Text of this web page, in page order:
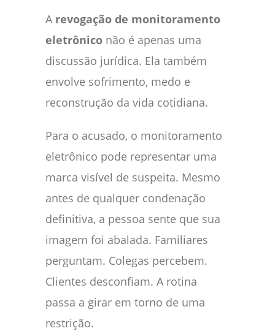
A revogação de monitoramento
eletrônico não é apenas uma
discussão jurídica. Ela também
envolve sofrimento, medo e
reconstrução da vida cotidiana.
Para o acusado, o monitoramento
eletrônico pode representar uma
marca visível de suspeita. Mesmo
antes de qualquer condenação
definitiva, a pessoa sente que sua
imagem foi abalada. Familiares
perguntam. Colegas percebem.
Clientes desconfiam. A rotina
passa a girar em torno de uma
restrição.